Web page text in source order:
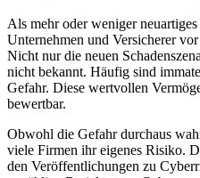
Als mehr oder weniger
Unternehmen und Versicherer
Nicht nur die neuen
nicht bekannt. Häufig sind
Gefahr. Diese wertvollen
bewertbar.
Obwohl die Gefahr durchaus
viele Firmen ihr eigenes Risiko.
den Veröffentlichungen zu